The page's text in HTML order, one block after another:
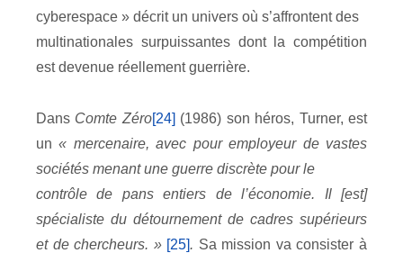
cyberespace » décrit un univers où s’affrontent des
multinationales surpuissantes dont la compétition
est devenue réellement guerrière.
Dans Comte Zéro[24] (1986) son héros, Turner, est
un« mercenaire, avec pour employeur de vastes
sociétés menant une guerre discrète pour le
contrôle de pans entiers de l’économie. Il [est]
spécialiste du détournement de cadres supérieurs
et de chercheurs. » [25]. Sa mission va consister à